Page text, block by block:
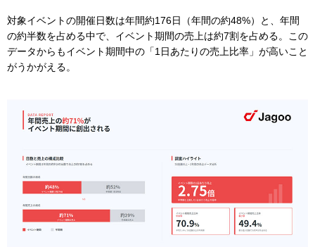
対象イベントの開催日数は年間約176日（年間の約48%）と、年間
の約半数を占める中で、イベント期間の売上は約7割を占める。この
データからもイベント期間中の「1日あたりの売上比率」が高いこと
がうかがえる。